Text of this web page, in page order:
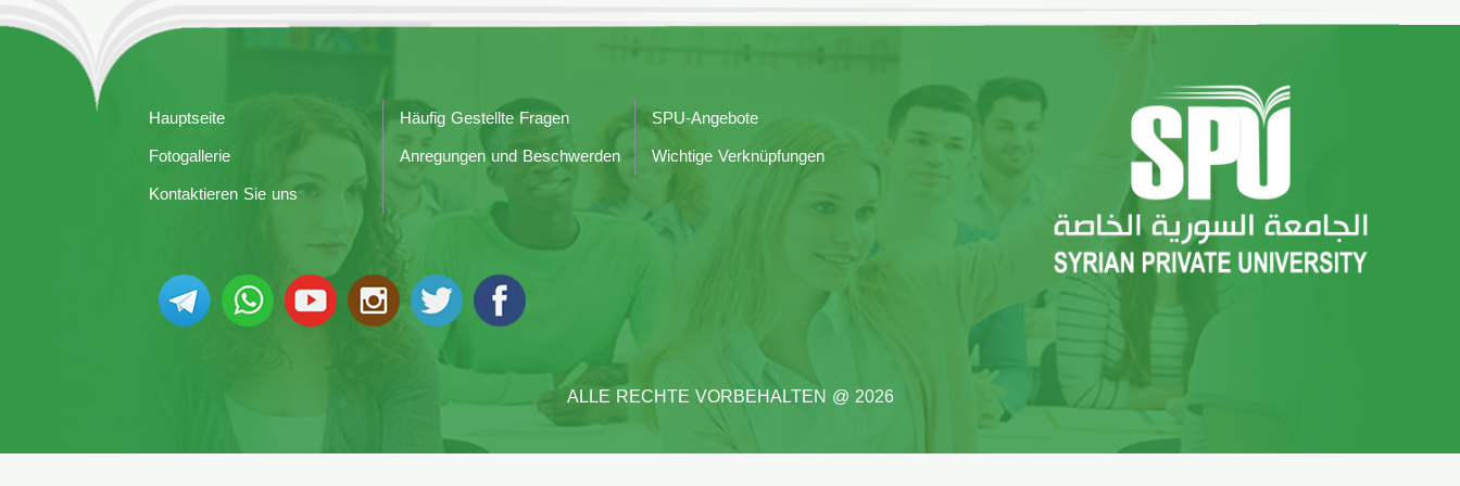
Hauptseite Häufig Gestellte Fragen
SPU-Angebote
Fotogallerie
Anregungen und Beschwerden
Wichtige Verknüpfungen
Kontaktieren Sie uns
ALLE RECHTE VORBEHALTEN @ 2026